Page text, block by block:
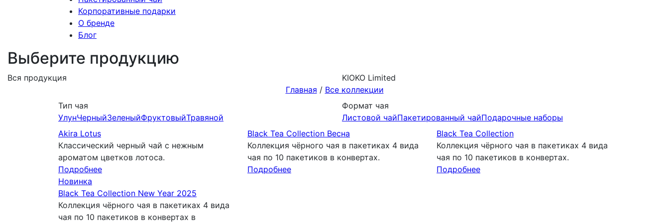
Корпоративные подарки
О бренде
Блог
Выберите продукцию
Вся продукция
KIOKO Limited
Главная / Все коллекции
Тип чая
УлунЧерныйЗеленыйФруктовыйТравяной
Формат чая
Листовой чайПакетированный чайПодарочныe наборы
Akira Lotus
Классический черный чай с нежным
ароматом цветков лотоса.
Подробнее
Black Tea Collection Весна
Коллекция чёрного чая в пакетиках 4 вида
чая по 10 пакетиков в конвертах.
Подробнее
Black Tea Collection
Коллекция чёрного чая в пакетиках 4 вида
чая по 10 пакетиков в конвертах.
Подробнее
Новинка
Black Tea Collection New Year 2025
Коллекция чёрного чая в пакетиках 4 вида
чая по 10 пакетиков в конвертах в